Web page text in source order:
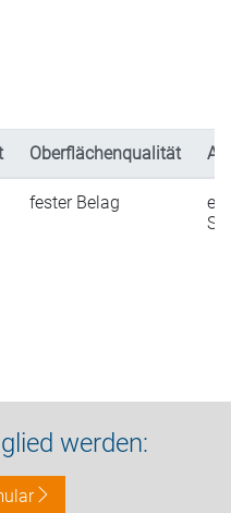
Oberflächenqualität
fester Belag
werden: